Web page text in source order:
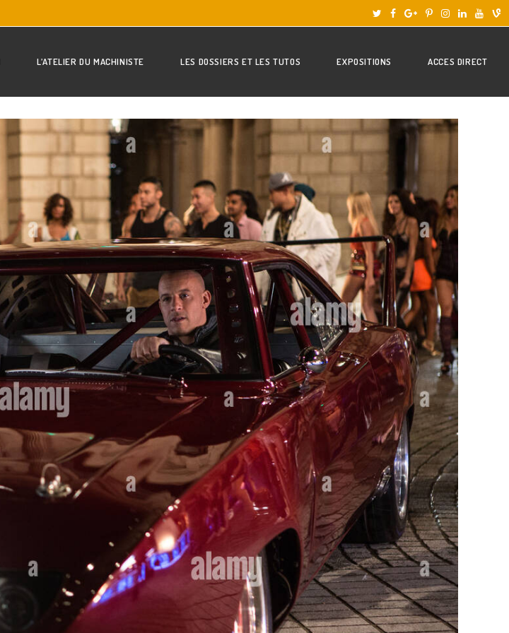
L’ATELIER DU MACHINISTE LES DOSSIERS ET LES TUTOS EXPOSITIONS ACCES DIRECT